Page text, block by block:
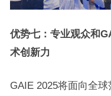
优势七：专业观众和
术创新力
GAIE 2025将面向全